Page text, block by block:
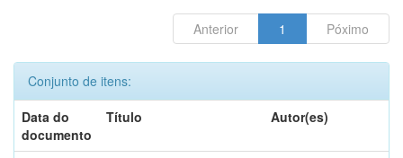
Anterior 1 Póximo
Conjunto de itens:
Data do
documento
Título Autor(es)